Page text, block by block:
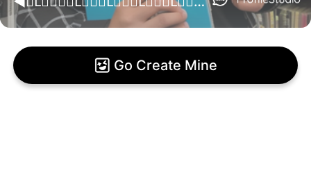
Go Create Mine